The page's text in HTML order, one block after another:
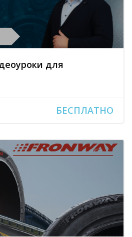
для
БЕСПЛАТНО